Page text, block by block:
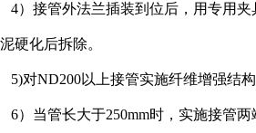
4）接管外法兰插装到位后，用专用
泥硬化后拆除。
5)对ND200以上接管实施纤维增强结构
6）当管长大于250mm时，实施接管